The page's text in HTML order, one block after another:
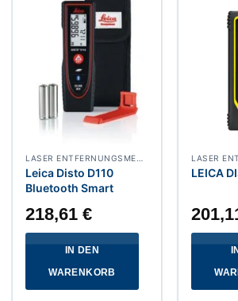
Leica Disto D110
Bluetooth Smart
218,61€
IN DEN
WARENKORB
LEICA